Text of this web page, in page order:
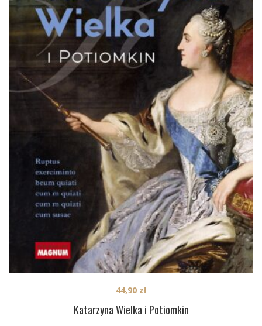
Katarzyna Wielka i Potiomkin
44,90 zł